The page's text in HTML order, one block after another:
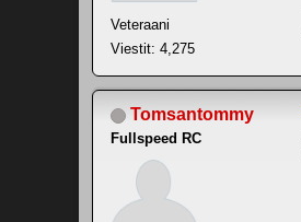
Veteraani
Viestit: 4,275
Tomsantommy
Fullspeed RC